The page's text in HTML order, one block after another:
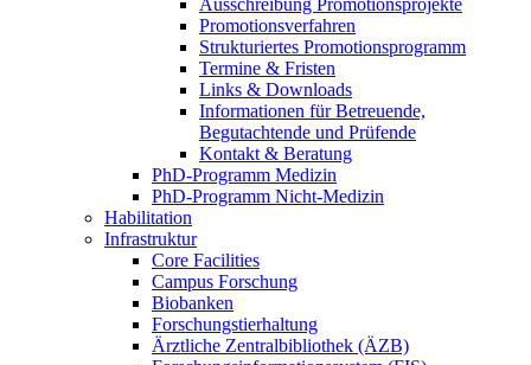
Ausschreibung Promotionsprojekte
Promotionsverfahren
Strukturiertes Promotionsprogramm
Termine & Fristen
Links & Downloads
Informationen für Betreuende,
Begutachtende und Prüfende
Kontakt & Beratung
PhD-Programm Medizin
PhD-Programm Nicht-Medizin
Habilitation
Infrastruktur
Core Facilities
Campus Forschung
Biobanken
Forschungstierhaltung
Ärztliche Zentralbibliothek (ÄZB)